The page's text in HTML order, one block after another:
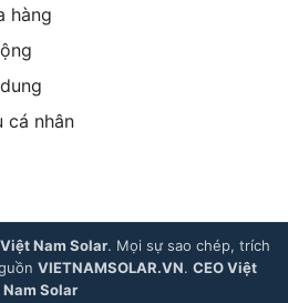
hàng
cá nhân
Việt Nam Solar. Mọi sự sao chép, trích
VIETNAMSOLAR.VN. CEO Việt
Nam Solar